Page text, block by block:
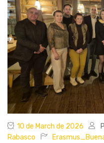
10 de March de 2026
Rabasco